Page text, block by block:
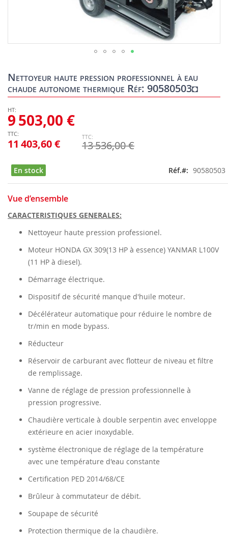
Nettoyeur haute pression professionnel à eau
chaude autonome thermique Réf: 90580503◘
11 403,60 €
9 503,00 €
13 536,00 €
En stock Réf. 90580503
Vue d’ensemble
CARACTERISTIQUES GENERALES:
Nettoyeur haute pression professionel.
Moteur HONDA GX 309(13 HP à essence) YANMAR L100V
(11 HP à diesel).
Démarrage électrique.
Dispositif de sécurité manque d'huile moteur.
Décélérateur automatique pour réduire le nombre de
tr/min en mode bypass.
Réducteur
Réservoir de carburant avec flotteur de niveau et filtre
de remplissage.
Vanne de réglage de pression professionnelle à
pression progressive.
Chaudière verticale à double serpentin avec enveloppe
extérieure en acier inoxydable.
système électronique de réglage de la température
avec une température d'eau constante
Certification PED 2014/68/CE
Brûleur à commutateur de débit.
Soupape de sécurité
Protection thermique de la chaudière.
to
the
beginning
the
images
gallery